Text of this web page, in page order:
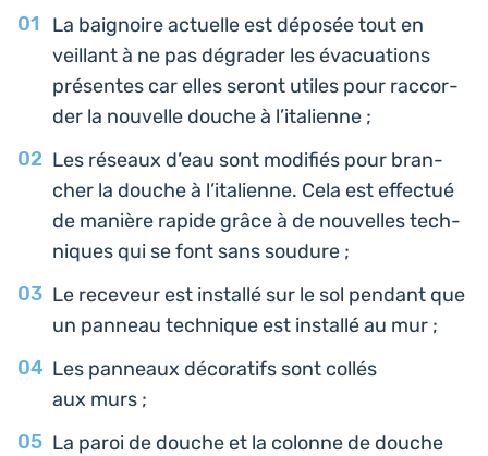
La bai­gnoire actuelle est déposée tout en
veillant à ne pas dégra­der les éva­cua­tions
pré­sentes car elles seront utiles pour rac­cor­
der la nou­velle douche à l’italienne ;
Les réseaux d’eau sont modi­fiés pour bran­
cher la douche à l’i­ta­lienne. Cela est effec­tué
de manière rapide grâce à de nou­velles tech­
niques qui se font sans soudure ;
Le rece­veur est ins­tal­lé sur le sol pendant que
un panneau tech­nique est ins­tal­lé au mur ;
Les pan­neaux déco­ra­tifs sont collés
aux murs ;
La paroi de douche et la colonne de douche